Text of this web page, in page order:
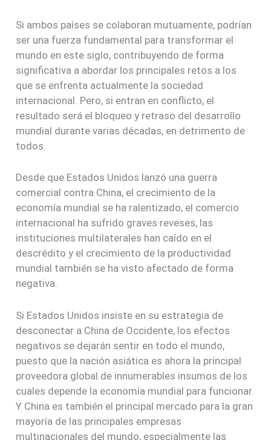
Si ambos países se colaboran mutuamente, podrían
ser una fuerza fundamental para transformar el
mundo en este siglo, contribuyendo de forma
significativa a abordar los principales retos a los
que se enfrenta actualmente la sociedad
internacional. Pero, si entran en conflicto, el
resultado será el bloqueo y retraso del desarrollo
mundial durante varias décadas, en detrimento de
todos.
Desde que Estados Unidos lanzó una guerra
comercial contra China, el crecimiento de la
economía mundial se ha ralentizado, el comercio
internacional ha sufrido graves reveses, las
instituciones multilaterales han caído en el
descrédito y el crecimiento de la productividad
mundial también se ha visto afectado de forma
negativa.
Si Estados Unidos insiste en su estrategia de
desconectar a China de Occidente, los efectos
negativos se dejarán sentir en todo el mundo,
puesto que la nación asiática es ahora la principal
proveedora global de innumerables insumos de los
cuales depende la economía mundial para funcionar.
Y China es también el principal mercado para la gran
mayoría de las principales empresas
multinacionales del mundo, especialmente las